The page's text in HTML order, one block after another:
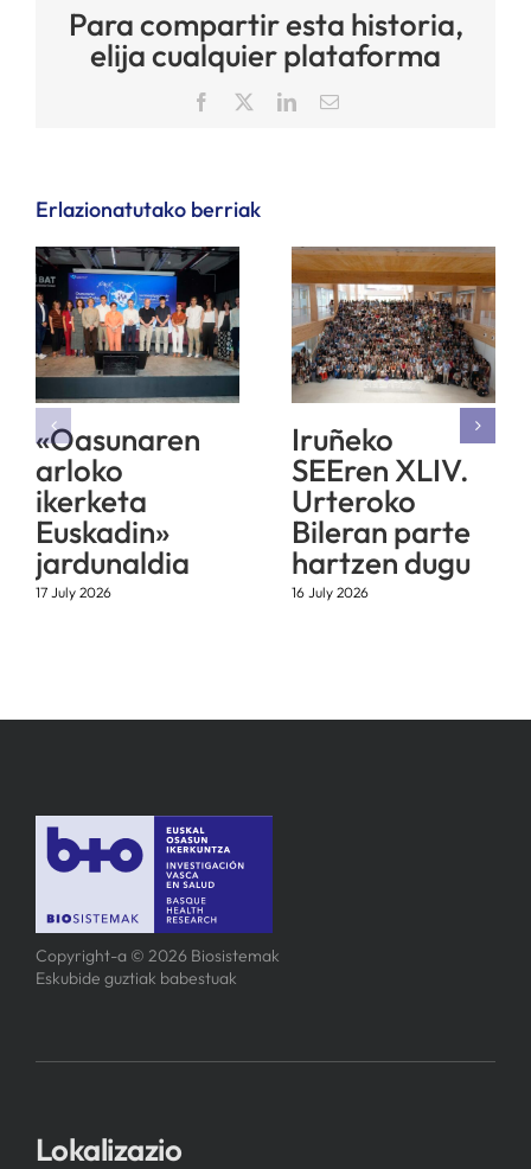
Para compartir esta historia,
elija cualquier plataforma
Facebook LinkedInEmail
Erlazionatutako berriak
«Oasunaren
arloko
ikerketa
Euskadin»
jardunaldia
17 July 2026
Iruñeko
SEEren XLIV.
Urteroko
Bileran parte
hartzen dugu
16 July 2026
Copyright-a © 2026 Biosistemak
Eskubide guztiak babestuak
Lokalizazio